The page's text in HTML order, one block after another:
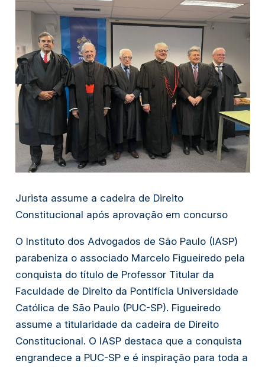
Jurista assume a cadeira de Direito
Constitucional após aprovação em concurso
O Instituto dos Advogados de São Paulo (IASP)
parabeniza o associado Marcelo Figueiredo pela
conquista do título de Professor Titular da
Faculdade de Direito da Pontifícia Universidade
Católica de São Paulo (PUC-SP). Figueiredo
assume a titularidade da cadeira de Direito
Constitucional. O IASP destaca que a conquista
engrandece a PUC-SP e é inspiração para toda a